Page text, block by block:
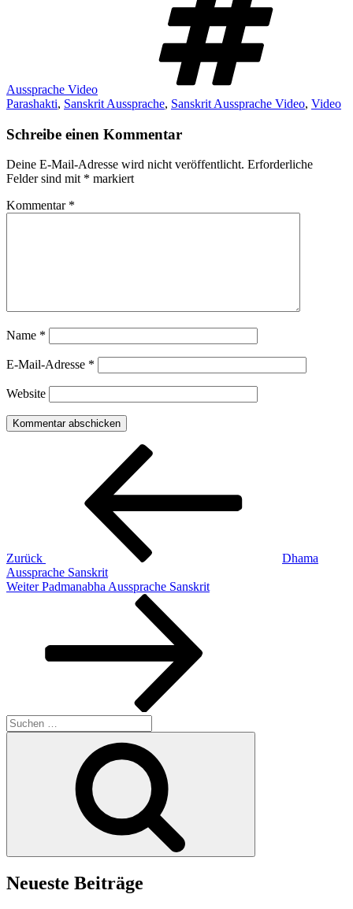
Aussprache Video
Parashakti, Sanskrit Aussprache, Sanskrit Aussprache Video, Video
Schreibe einen Kommentar
Deine E-Mail-Adresse wird nicht veröffentlicht. Erforderliche
Felder sind mit * markiert
Kommentar *
Name *
E-Mail-Adresse *
Website
Beitragsnavigation
Zurück
Dhama
Aussprache Sanskrit
Nächster
Weiter Padmanabha Aussprache Sanskrit
Suchen
nach:
Neueste Beiträge